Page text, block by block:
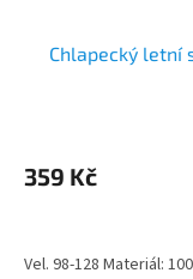
Chlapecký letní
359 Kč
Vel. 98-128 Materiál: